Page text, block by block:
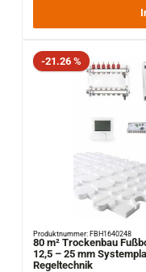
Rabatt
-21.26 %
Produktnummer: FBH1640248
80 m² Trockenbau
12,5 – 25 mm
Regeltechnik